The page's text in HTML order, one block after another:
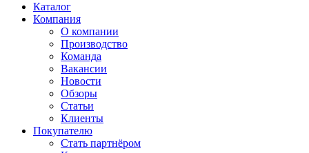
Каталог
Компания
О компании
Производство
Команда
Вакансии
Новости
Обзоры
Статьи
Клиенты
Покупателю
Стать партнёром